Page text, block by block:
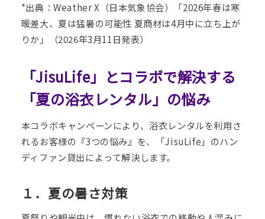
*出典：Weather X（日本気象協会）「2026年春は寒
暖差大、夏は猛暑の可能性 夏商材は4月中に立ち上が
りか 」（2026年3月11日発表）
「JisuLife」とコラボで解決する
「夏の浴衣レンタル」の悩み
本コラボキャンペーンにより、浴衣レンタルを利用さ
れるお客様の『3つの悩み』を、「JisuLife」のハン
ディファン貸出によって解決します。
１．夏の暑さ対策